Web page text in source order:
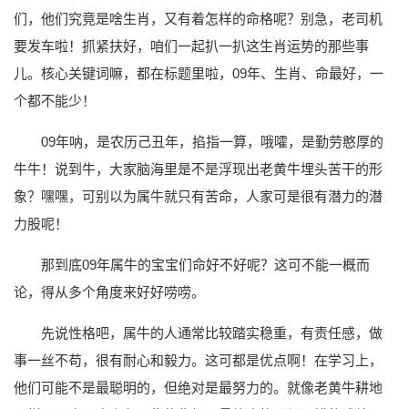
们，他们究竟是啥生肖，又有着怎样的命格呢？别急，老司机
要发车啦！抓紧扶好，咱们一起扒一扒这生肖运势的那些事
儿。核心关键词嘛，都在标题里啦，09年、生肖、命最好，一
个都不能少！
09年呐，是农历己丑年，掐指一算，哦嚯，是勤劳憨厚的
牛牛！说到牛，大家脑海里是不是浮现出老黄牛埋头苦干的形
象？嘿嘿，可别以为属牛就只有苦命，人家可是很有潜力的潜
力股呢！
那到底09年属牛的宝宝们命好不好呢？这可不能一概而
论，得从多个角度来好好唠唠。
先说性格吧，属牛的人通常比较踏实稳重，有责任感，做
事一丝不苟，很有耐心和毅力。这可都是优点啊！在学习上，
他们可能不是最聪明的，但绝对是最努力的。就像老黄牛耕地